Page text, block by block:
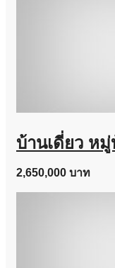
2,650,000 บาท